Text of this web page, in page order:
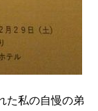
た私の自慢の弟